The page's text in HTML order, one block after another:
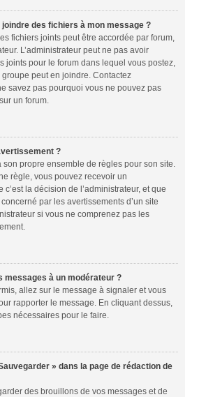
des fichiers à mon message ?
fichiers joints peut être accordée par forum,
L’administrateur peut ne pas avoir
joints pour le forum dans lequel vous postez,
peut en joindre. Contactez
savez pas pourquoi vous ne pouvez pas
un forum.
?
propre ensemble de règles pour son site.
règle, vous pouvez recevoir un
la décision de l’administrateur, et que
par les avertissements d’un site
si vous ne comprenez pas les
messages à un modérateur ?
allez sur le message à signaler et vous
rapporter le message. En cliquant dessus,
nécessaires pour le faire.
» dans la page de rédaction de
des brouillons de vos messages et de